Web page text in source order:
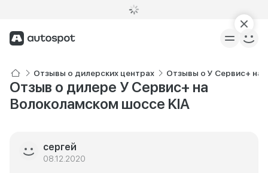
Отзывы о дилерских центрах Отзывы о У Сервис+ на
Отзыв о дилере У Сервис+ на
Волоколамском шоссе KIA
сергей
08.12.2020